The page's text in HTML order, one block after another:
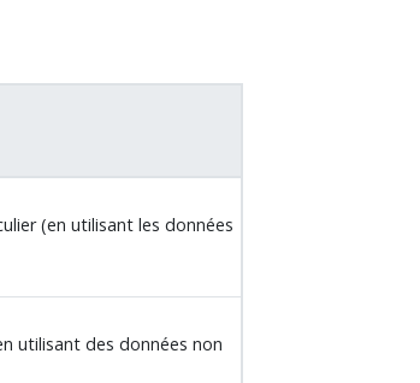
(en utilisant les données
utilisant des données non